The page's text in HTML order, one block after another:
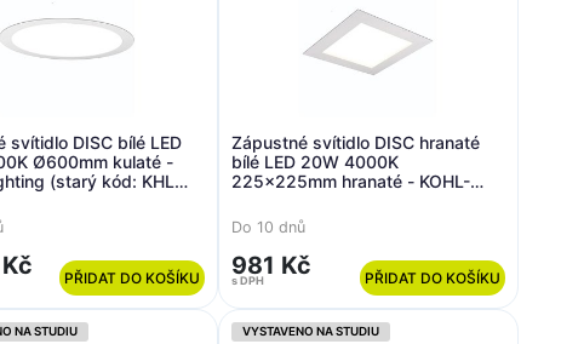
svítidlo DISC bílé LED
Ø600mm kulaté -
(starý kód: KHL
PŘIDAT DO KOŠÍKU
Zápustné svítidlo DISC hranaté
bílé LED 20W 4000K
225x225mm hranaté - KOHL-
K50212.W.4K)
Do 10 dnů
981 Kč
s DPH PŘIDAT DO KOŠÍKU
NA STUDIU
VYSTAVENO NA STUDIU